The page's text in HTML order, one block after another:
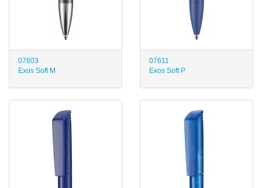
07603
Exos Soft M
07611
Exos Soft P